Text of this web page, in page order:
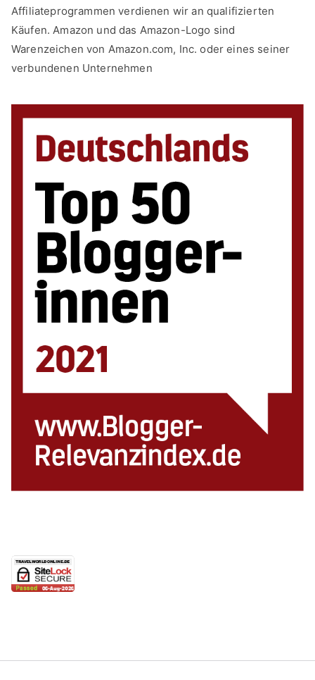
Affiliateprogrammen verdienen wir an qualifizierten
Käufen. Amazon und das Amazon-Logo sind
Warenzeichen von Amazon.com, Inc. oder eines seiner
verbundenen Unternehmen